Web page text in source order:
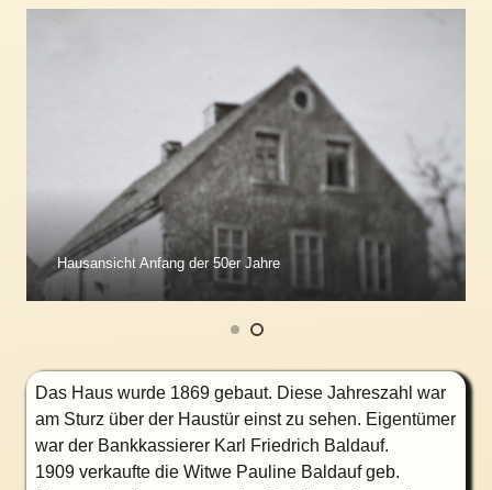
Hausansicht Anfang der 50er Jahre
Das Haus wurde 1869 gebaut. Diese Jahreszahl war
am Sturz über der Haustür einst zu sehen. Eigentümer
war der Bankkassierer Karl Friedrich Baldauf.
1909 verkaufte die Witwe Pauline Baldauf geb.